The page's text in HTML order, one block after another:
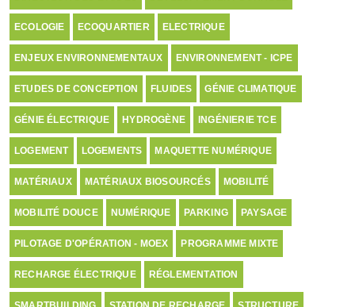
ECOLOGIE ECOQUARTIER ELECTRIQUE
ENJEUX ENVIRONNEMENTAUX ENVIRONNEMENT - ICPE
ETUDES DE CONCEPTION FLUIDES GÉNIE CLIMATIQUE
GÉNIE ÉLECTRIQUE HYDROGÈNE INGÉNIERIE TCE
LOGEMENT LOGEMENTS MAQUETTE NUMÉRIQUE
MATÉRIAUX MATÉRIAUX BIOSOURCÉS MOBILITÉ
MOBILITÉ DOUCE NUMÉRIQUE PARKING PAYSAGE
PILOTAGE D'OPÉRATION - MOEX PROGRAMME MIXTE
RECHARGE ÉLECTRIQUE RÉGLEMENTATION